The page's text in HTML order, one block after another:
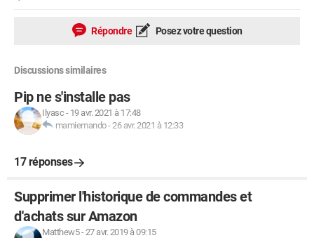
Répondre Posez votre question
Discussions similaires
Pip ne s'installe pas
Ilyasc - 19 avr. 2021 à 17:48
mamiemando-26 avr. 2021 à 12:33
17 réponses
Supprimer l'historique de commandes et
d'achats sur Amazon
Matthew5-27 avr. 2019 à 09:15